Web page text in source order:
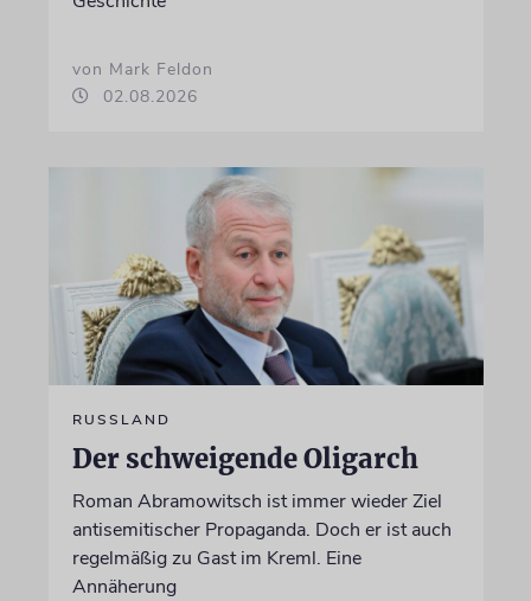
von Mark Feldon
02.08.2026
RUSSLAND
Der schweigende Oligarch
Roman Abramowitsch ist immer wieder Ziel
antisemitischer Propaganda. Doch er ist auch
regelmäßig zu Gast im Kreml. Eine
Annäherung